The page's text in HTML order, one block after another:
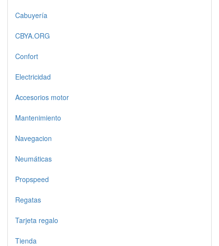
Cabuyería
CBYA.ORG
Confort
Electricidad
Accesorios motor
Mantenimiento
Navegacion
Neumáticas
Propspeed
Regatas
Tarjeta regalo
Tienda